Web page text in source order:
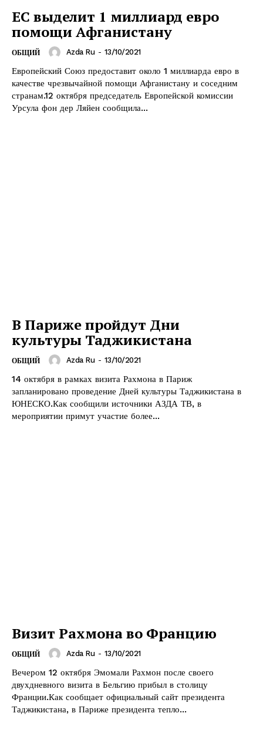
ЕС выделит 1 миллиард евро
помощи Афганистану
ОБЩИЙ Azda Ru - 13/10/2021
Европейский Союз предоставит около 1 миллиарда евро в
качестве чрезвычайной помощи Афганистану и соседним
странам.12 октября председатель Европейской комиссии
Урсула фон дер Ляйен сообщила...
В Париже пройдут Дни
культуры Таджикистана
ОБЩИЙ Azda Ru - 13/10/2021
14 октября в рамках визита Рахмона в Париж
запланировано проведение Дней культуры Таджикистана в
ЮНЕСКО.Как сообщили источники АЗДА ТВ, в
мероприятии примут участие более...
Визит Рахмона во Францию
ОБЩИЙ Azda Ru - 13/10/2021
Вечером 12 октября Эмомали Рахмон после своего
двухдневного визита в Бельгию прибыл в столицу
Франции.Как сообщает официальный сайт президента
Таджикистана, в Париже президента тепло...